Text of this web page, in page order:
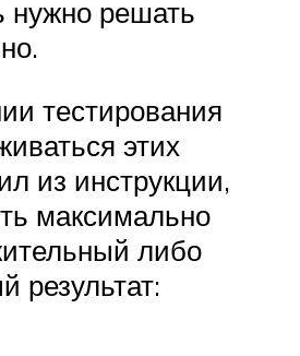
нужно решать
тестирования
этих
из инструкции,
максимально
либо
результат: